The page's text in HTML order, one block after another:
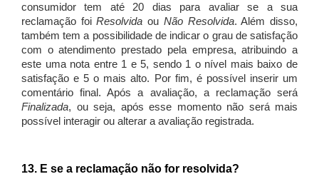
consumidor tem até 20 dias para avaliar se a sua
reclamação foiResolvida ou Não Resolvida. Além disso,
também tem a possibilidade de indicar o grau de satisfação
com o atendimento prestado pela empresa, atribuindo a
este uma nota entre 1 e 5, sendo 1 o nível mais baixo de
satisfação e 5 o mais alto. Por fim, é possível inserir um
comentário final. Após a avaliação, a reclamação será
Finalizada, ou seja, após esse momento não será mais
possível interagir ou alterar a avaliação registrada.
13. E se a reclamação não for resolvida?